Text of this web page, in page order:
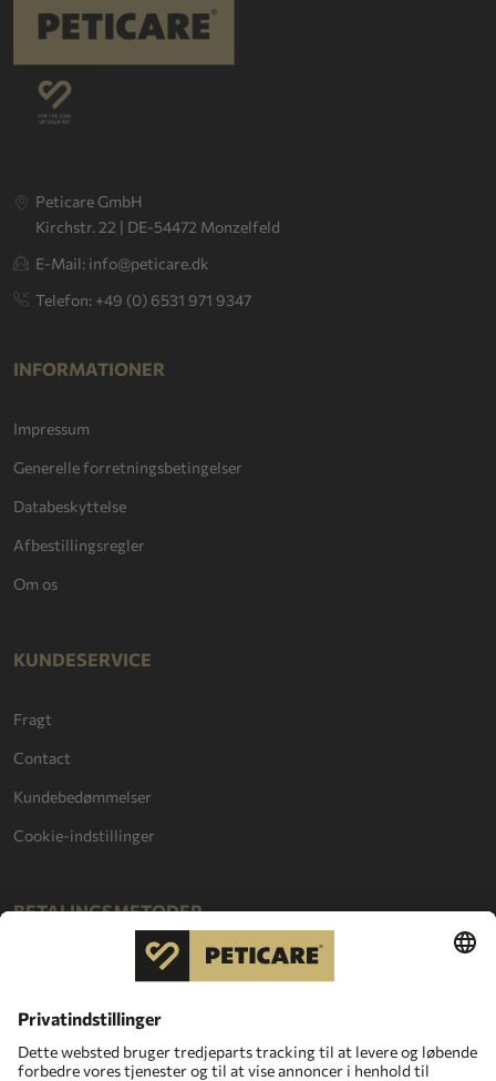
Peticare GmbH
Kirchstr. 22 | DE-54472 Monzelfeld
E-Mail: info@peticare.dk
Telefon: +49 (0) 6531 971 9347
INFORMATIONER
Impressum
Generelle forretningsbetingelser
Databeskyttelse
Afbestillingsregler
Om os
KUNDESERVICE
Fragt
Contact
Kundebedømmelser
Cookie-indstillinger
BETALINGSMETODER